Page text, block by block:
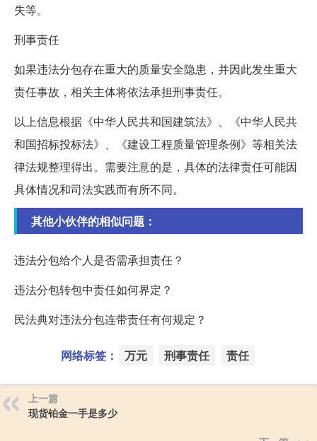
失等。
刑事责任
如果违法分包存在重大的质量安全隐患，并因此发生重大
责任事故，相关主体将依法承担刑事责任。
以上信息根据《中华人民共和国建筑法》、《中华人民共
和国招标投标法》、《建设工程质量管理条例》等相关法
律法规整理得出。需要注意的是，具体的法律责任可能因
具体情况和司法实践而有所不同。
其他小伙伴的相似问题：
违法分包给个人是否需承担责任？
违法分包转包中责任如何界定？
民法典对违法分包连带责任有何规定？
网络标签： 万元 刑事责任 责任
上一篇
现货铂金一手是多少